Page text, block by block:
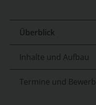
Überblick
Inhalte und Aufbau
Termine und